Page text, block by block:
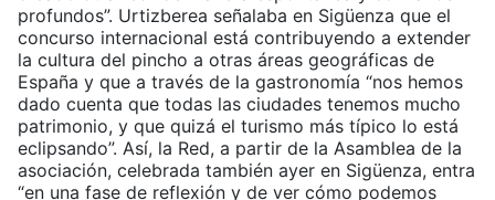
profundos”. Urtizberea señalaba en Sigüenza que el
concurso internacional está contribuyendo a extender
la cultura del pincho a otras áreas geográficas de
España y que a través de la gastronomía “nos hemos
dado cuenta que todas las ciudades tenemos mucho
patrimonio, y que quizá el turismo más típico lo está
eclipsando”. Así, la Red, a partir de la Asamblea de la
asociación, celebrada también ayer en Sigüenza, entra
“en una fase de reflexión y de ver cómo podemos